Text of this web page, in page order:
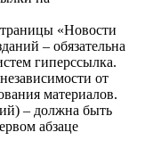
«Новости
– обязательна
гиперссылка.
от
материалов.
– должна быть
абзаце